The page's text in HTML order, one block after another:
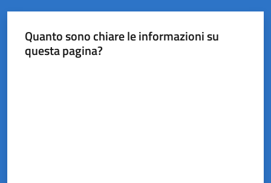
del
Rio
Quanto sono chiare le informazioni su
questa pagina?